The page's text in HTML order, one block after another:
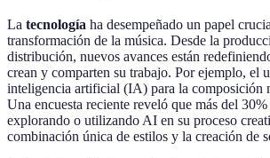
La tecnología ha desempeñado un papel
transformación de la música. Desde la
distribución, nuevos avances están
crean y comparten su trabajo. Por ejemplo, el
inteligencia artificial (IA) para la composición
Una encuesta reciente reveló que más del
explorando o utilizando AI en su proceso
combinación única de estilos y la creación de